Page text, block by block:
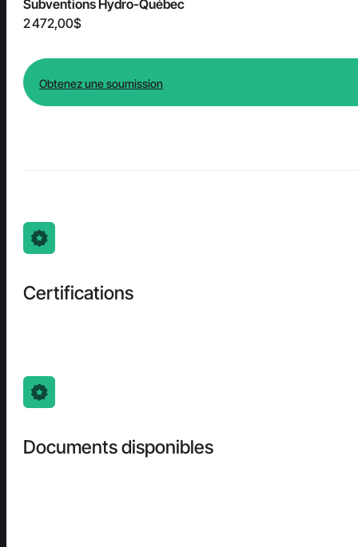
Subventions Hydro-Québec
2 472,00$
Obtenez une soumission
Certifications
Documents disponibles